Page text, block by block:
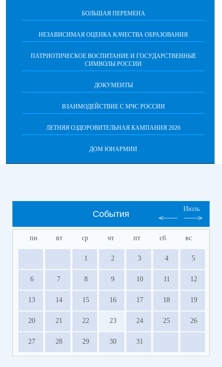
БОЛЬШАЯ ПЕРЕМЕНА
НЕЗАВИСИМАЯ ОЦЕНКА КАЧЕСТВА ОБРАЗОВАНИЯ
ПАТРИОТИЧЕСКОЕ ВОСПИТАНИЕ И ГОСУДАРСТВЕННЫЕ
СИМВОЛЫ РОССИИ
ДОКУМЕНТЫ
ВЗАИМОДЕЙСТВИЕ С МЧС РОССИИ
ЛЕТНЯЯ ОЗДОРОВИТЕЛЬНАЯ КАМПАНИЯ 2026
ДОМ ЮНАРМИИ
События
Июль
пн вт ср чт пт сб вс
1 2 3 4 5
6 7 8 9 10 11 12
13 14 15 16 17 18 19
20 21 22 23 24 25 26
27 28 29 30 31